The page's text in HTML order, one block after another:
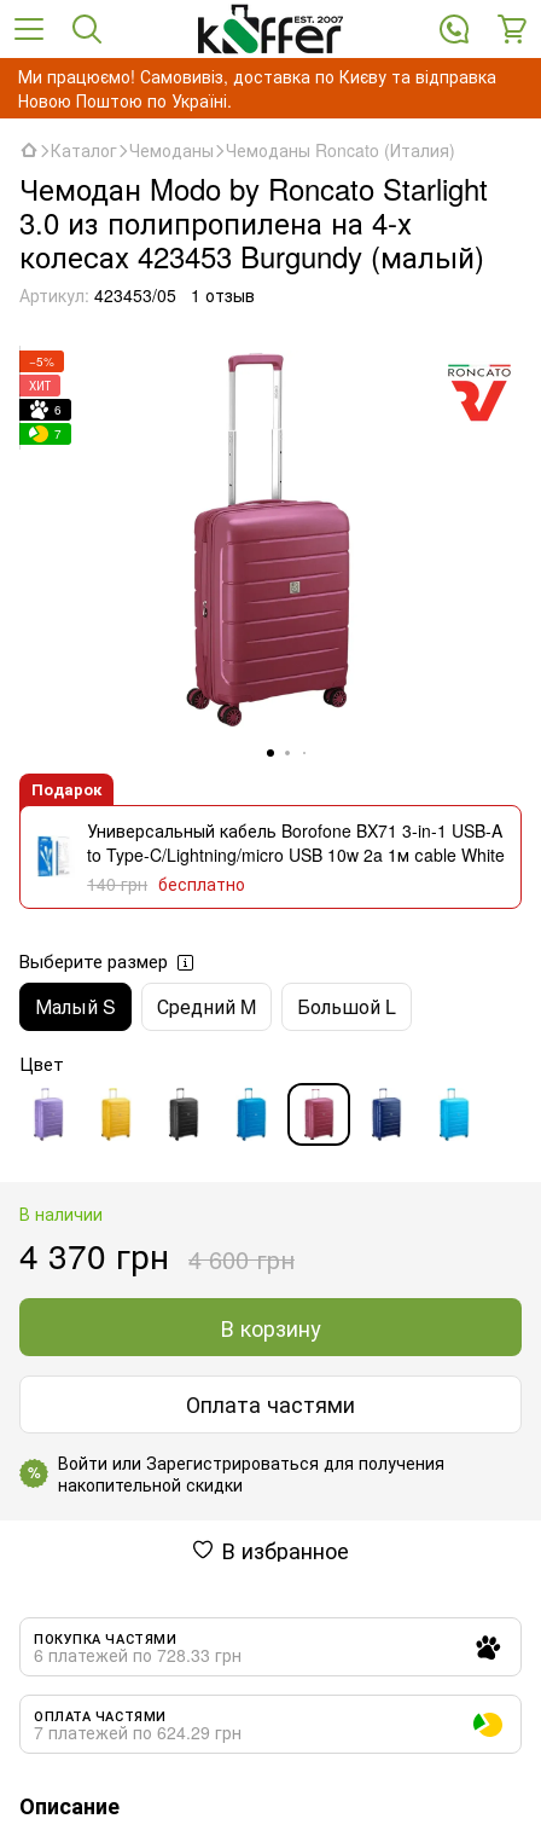
Ми працюємо! Самовивіз, доставка по Києву та відправка
Новою Поштою по Україні.
Каталог Чемоданы Чемоданы Roncato (Италия)
Чемодан Modo by Roncato Starlight
3.0 из полипропилена на 4-х
колесах 423453 Burgundy (малый)
Артикул: 423453/05 1 отзыв
−5%
ХИТ
6
7
Подарок
Универсальный кабель Borofone BX71 3-in-1 USB-A
to Type-C/Lightning/micro USB 10w 2a 1м сable White
140 грн бесплатно
Выберите размер
Малый S Средний M Большой L
Цвет
В наличии
4 370 грн 4 600 грн
В корзину
Оплата частями
% Войти или Зарегистрироваться для получения
накопительной скидки
В избранное
ПОКУПКА ЧАСТЯМИ
6 платежей по 728.33 грн
ОПЛАТА ЧАСТЯМИ
7 платежей по 624.29 грн
Описание